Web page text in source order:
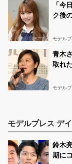
「今
ク後
モデル
青木
取れ
モデル
モデルプレス デ
鈴木
期に